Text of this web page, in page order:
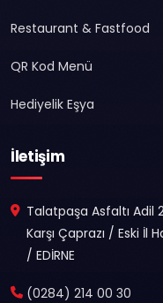
Restaurant & Fastfood
QR Kod Menü
Hediyelik Eşya
İletişim
Talatpaşa Asfaltı Adil
Karşı Çaprazı / Eski İl
/ EDİRNE
(0284) 214 00 30